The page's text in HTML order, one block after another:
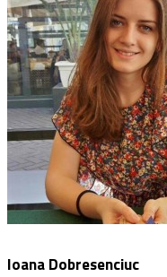
Ioana Dobresenciuc